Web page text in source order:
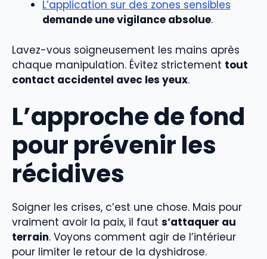
L’application sur des zones sensibles
demande une vigilance absolue.
Lavez-vous soigneusement les mains après
chaque manipulation. Évitez strictement tout
contact accidentel avec les yeux.
L’approche de fond
pour prévenir les
récidives
Soigner les crises, c’est une chose. Mais pour
vraiment avoir la paix, il faut s’attaquer au
terrain. Voyons comment agir de l’intérieur
pour limiter le retour de la dyshidrose.